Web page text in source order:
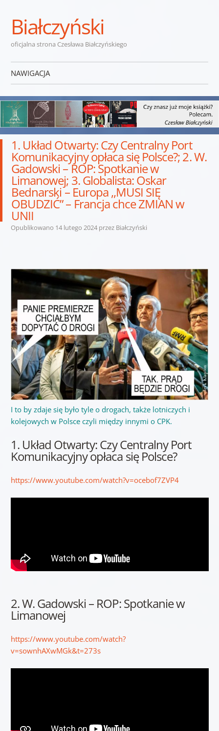
Białczyński
oficjalna strona Czesława Białczyńskiego
NAWIGACJA
1. Układ Otwarty: Czy Centralny Port
Komunikacyjny opłaca się Polsce?; 2. W.
Gadowski – ROP: Spotkanie w
Limanowej; 3. Globalista: Oskar
Bednarski – Europa ,,MUSI SIĘ
OBUDZIĆ” – Francja chce ZMIAN w
UNII
Opublikowano 14 lutego 2024przez Białczyński
I to by zdaje się było tyle o drogach, także lotniczych i
kolejowych w Polsce czyli między innymi o CPK.
1. Układ Otwarty: Czy Centralny Port
Komunikacyjny opłaca się Polsce?
https://www.youtube.com/watch?v=ocebof7ZVP4
2. W. Gadowski – ROP: Spotkanie w
Limanowej
https://www.youtube.com/watch?
v=sownhAXwMGk&t=273s